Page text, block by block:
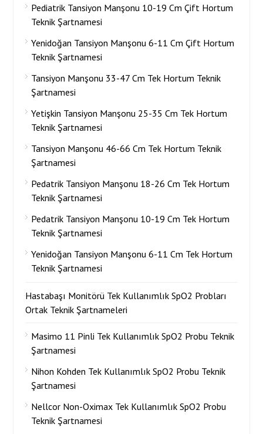
Pediatrik Tansiyon Manşonu 10-19 Cm Çift Hortum
Teknik Şartnamesi
Yenidoğan Tansiyon Manşonu 6-11 Cm Çift Hortum
Teknik Şartnamesi
Tansiyon Manşonu 33-47 Cm Tek Hortum Teknik
Şartnamesi
Yetişkin Tansiyon Manşonu 25-35 Cm Tek Hortum
Teknik Şartnamesi
Tansiyon Manşonu 46-66 Cm Tek Hortum Teknik
Şartnamesi
Pedatrik Tansiyon Manşonu 18-26 Cm Tek Hortum
Teknik Şartnamesi
Pedatrik Tansiyon Manşonu 10-19 Cm Tek Hortum
Teknik Şartnamesi
Yenidoğan Tansiyon Manşonu 6-11 Cm Tek Hortum
Teknik Şartnamesi
Hastabaşı Monitörü Tek Kullanımlık SpO2 Probları
Ortak Teknik Şartnameleri
Masimo 11 Pinli Tek Kullanımlık SpO2 Probu Teknik
Şartnamesi
Nihon Kohden Tek Kullanımlık SpO2 Probu Teknik
Şartnamesi
Nellcor Non-Oximax Tek Kullanımlık SpO2 Probu
Teknik Şartnamesi